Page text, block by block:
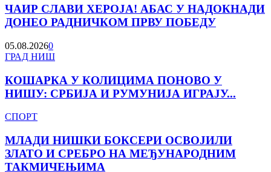
ХЕРОЈА!
АБАС
У
ДОНЕО
РАДНИЧКОМ
ПОБЕДУ
ЧАИР СЛАВИ ХЕРОЈА! АБАС У НАДОКНАДИ
ДОНЕО РАДНИЧКОМ ПРВУ ПОБЕДУ
05.08.20260
КОШАРКА
КОЛИЦИМА
ПОНОВО
У
СРБИЈА
РУМУНИЈА
ИГРАЈУ
У
ГРАД НИШ
КОШАРКА У КОЛИЦИМА ПОНОВО У
НИШУ: СРБИЈА И РУМУНИЈА ИГРАЈУ...
МЛАДИ
БОКСЕРИ
ОСВОЈИЛИ
ЗЛАТО
СПОРТ
МЛАДИ НИШКИ БОКСЕРИ ОСВОЈИЛИ
ЗЛАТО И СРЕБРО НА МЕЂУНАРОДНИМ
ТАКМИЧЕЊИМА